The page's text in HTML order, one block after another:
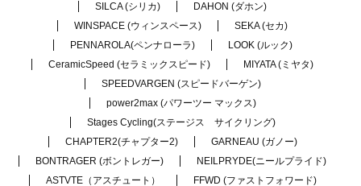
SILCA (シリカ)
DAHON (ダホン)
WINSPACE (ウィンスペース)
SEKA (セカ)
PENNAROLA(ペンナローラ)
LOOK (ルック)
CeramicSpeed (セラミックスピード)
MIYATA (ミヤタ)
SPEEDVARGEN (スピードバーゲン)
power2max (パワーツー マックス)
Stages Cycling(ステージス サイクリング)
CHAPTER2(チャプター2)
GARNEAU (ガノー)
BONTRAGER (ボントレガー)
NEILPRYDE(ニールプライド)
ASTVTE（アスチュート）
FFWD (ファストフォワード)